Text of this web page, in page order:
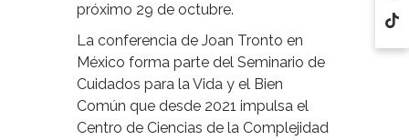
próximo 29 de octubre.
La conferencia de Joan Tronto en
México forma parte del Seminario de
Cuidados para la Vida y el Bien
Común que desde 2021 impulsa el
Centro de Ciencias de la Complejidad